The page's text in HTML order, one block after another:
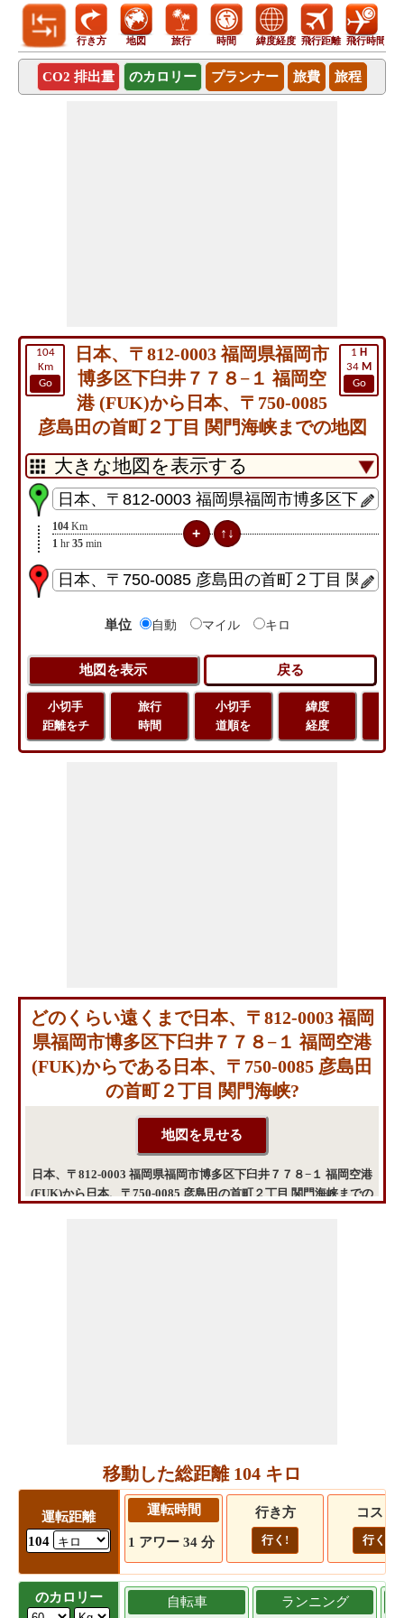
行き方 地図 旅行 時間 緯度経度 飛行距離 飛行時間
CO2 排出量 のカロリー プランナー 旅費 旅程
104
Km
Go
1 H
34 M
Go
日本、〒812-0003 福岡県福岡市
博多区下臼井７７８−１ 福岡空
港 (FUK)から日本、〒750-0085
彦島田の首町２丁目 関門海峡までの地図
104 Km
1 hr 35 min
単位 自動 マイル キロ
小切手
距離をチ
旅行
時間
小切手
道順を
緯度
経度
どのくらい遠くまで日本、〒812-0003 福岡
県福岡市博多区下臼井７７８−１ 福岡空港
(FUK)からである日本、〒750-0085 彦島田
の首町２丁目 関門海峡?
日本、〒812-0003 福岡県福岡市博多区下臼井７７８−１ 福岡空港
(FUK)から日本、〒750-0085 彦島田の首町２丁目 関門海峡までの
移動した総距離 104 キロ
運転距離
104
運転時間
1 アワー 34 分
行き方
行く!
コスト
行く!
のカロリー
自転車
ランニング